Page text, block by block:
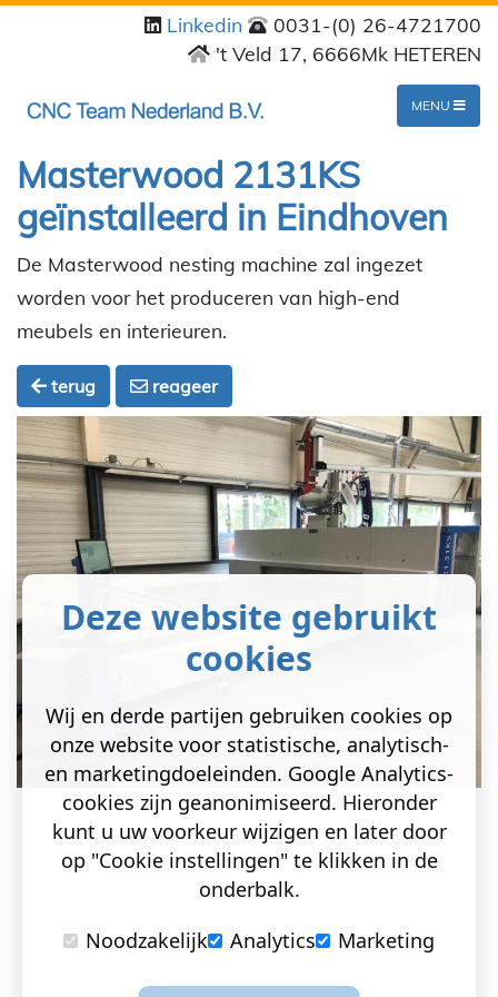
Linkedin
0031-(0) 26-4721700
't Veld 17, 6666Mk HETEREN
MENU
Masterwood 2131KS
geïnstalleerd in Eindhoven
De Masterwood nesting machine zal ingezet
worden voor het produceren van high-end
meubels en interieuren.
terug reageer
Deze website gebruikt
cookies
Wij en derde partijen gebruiken cookies op
onze website voor statistische, analytisch-
en marketingdoeleinden. Google Analytics-
cookies zijn geanonimiseerd. Hieronder
kunt u uw voorkeur wijzigen en later door
op "Cookie instellingen" te klikken in de
onderbalk.
Noodzakelijk
Analytics Marketing